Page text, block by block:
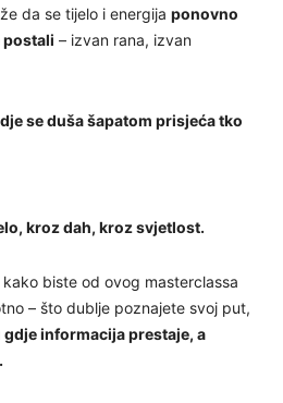
da se tijelo i energija ponovno
postali – izvan rana, izvan
se duša šapatom prisjeća tko
kroz dah, kroz svjetlost.
biste od ovog masterclassa
– što dublje poznajete svoj put,
informacija prestaje, a